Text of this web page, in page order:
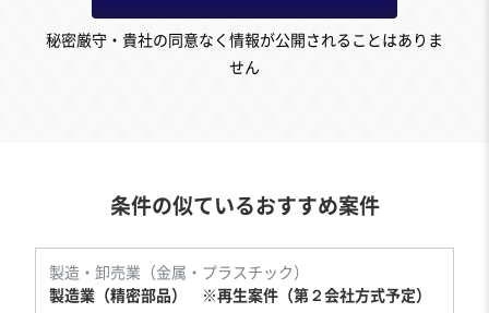
秘密厳守・貴社の同意なく情報が公開されることはありま
せん
条件の似ているおすすめ案件
製造・卸売業（金属・プラスチック）
製造業（精密部品） ※再生案件（第２会社方式予定）